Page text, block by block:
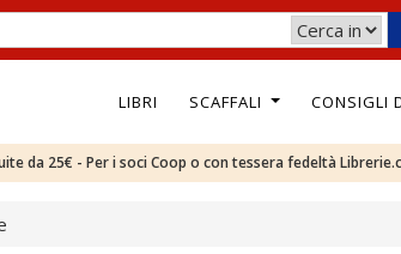
LIBRI SCAFFALI CONSIGLI
da 25€ - Per i soci Coop o con tessera fedeltà